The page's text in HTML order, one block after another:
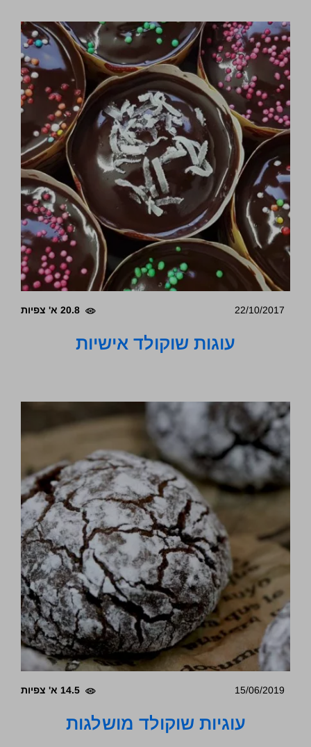
22/10/2017 20.8 א' צפיות
עוגות שוקולד אישיות
15/06/2019 14.5 א' צפיות
עוגיות שוקולד מושלגות